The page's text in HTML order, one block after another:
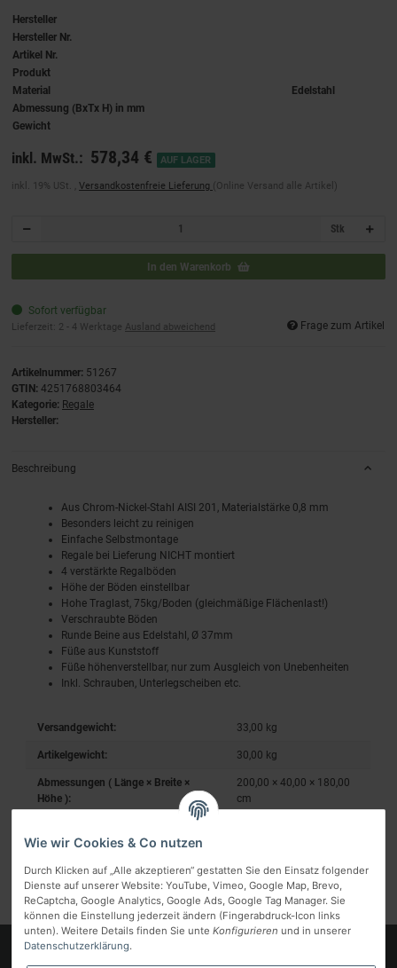
Hersteller
Hersteller Nr.
Artikel Nr.
Produkt
Material
Edelstahl
Abmessung (BxTx H) in mm
Gewicht
inkl. MwSt.: 578,34 € AUF LAGER
inkl. 19% USt. , Versandkostenfreie Lieferung (Online Versand alle Artikel)
Stk
In den Warenkorb
Sofort verfügbar
Lieferzeit: 2 - 4 Werktage Ausland abweichend Frage zum Artikel
Artikelnummer: 51267
GTIN: 4251768803464
Kategorie: Regale
Hersteller:
Beschreibung
Aus Chrom-Nickel-Stahl AISI 201, Materialstärke 0,8 mm
Besonders leicht zu reinigen
Einfache Selbstmontage
Regale bei Lieferung NICHT montiert
4 verstärkte Regalböden
Höhe der Böden einstellbar
Hohe Traglast, 75kg/Boden (gleichmäßige Flächenlast!)
Verschraubte Böden
Runde Beine aus Edelstahl, Ø 37mm
Füße aus Kunststoff
Füße höhenverstellbar, nur zum Ausgleich von Unebenheiten
Inkl. Schrauben, Unterlegscheiben etc.
Versandgewicht: 33,00 kg
Artikelgewicht: 30,00 kg
Abmessungen ( Länge × Breite ×
Höhe ):
200,00 × 40,00 × 180,00
cm
Wie wir Cookies & Co nutzen
Durch Klicken auf „Alle akzeptieren“ gestatten Sie den Einsatz folgender
Dienste auf unserer Website: YouTube, Vimeo, Google Map, Brevo,
ReCaptcha, Google Analytics, Google Ads, Google Tag Manager. Sie
können die Einstellung jederzeit ändern (Fingerabdruck-Icon links
unten). Weitere Details finden Sie unte Konfigurieren und in unserer
Datenschutzerklärung.